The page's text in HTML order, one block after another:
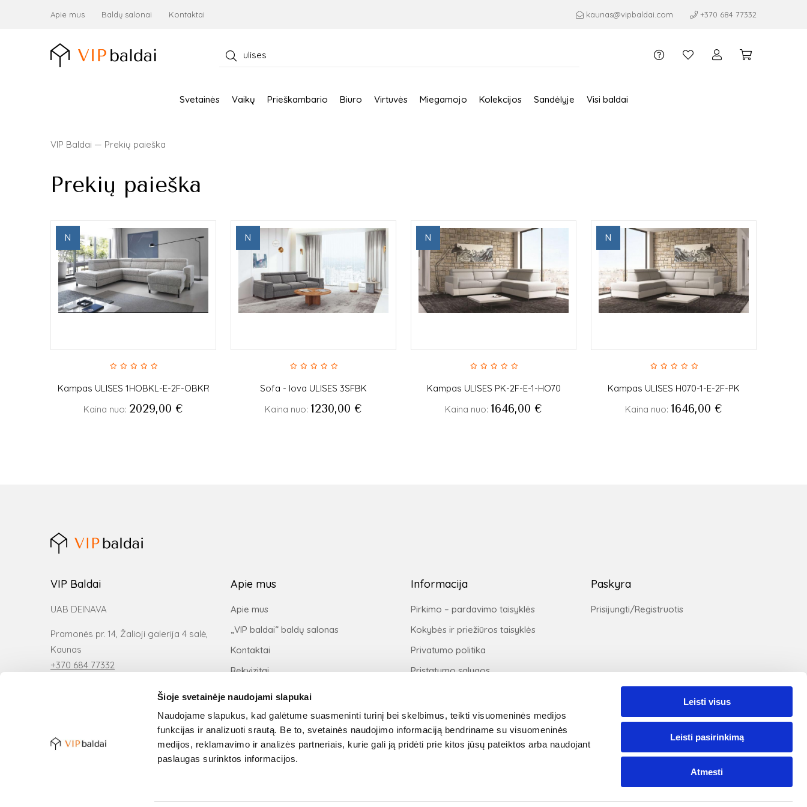
Šioje svetainėje naudojami slapukai
Naudojame slapukus, kad galėtume suasmeninti turinį bei skelbimus, teikti visuomeninės medijos
funkcijas ir analizuoti srautą. Be to, svetainės naudojimo informaciją bendriname su visuomeninės
medijos, reklamavimo ir analizės partneriais, kurie gali ją pridėti prie kitos jūsų pateiktos arba naudojant
paslaugas surinktos informacijos.
Leisti visus
Leisti pasirinkimą
Atmesti
Apie mus Baldų salonai Kontaktai kaunas@vipbaldai.com +370 684 77332
Ieškoti:
Svetainės Vaikų Prieškambario Biuro Virtuvės Miegamojo Kolekcijos Sandėlyje Visi baldai
VIP Baldai — Prekių paieška
Prekių paieška
N
Kampas ULISES 1HOBKL-E-2F-OBKR
Kaina nuo: 2029,00 €
N
Sofa - lova ULISES 3SFBK
Kaina nuo: 1230,00 €
N
Kampas ULISES PK-2F-E-1-HO70
Kaina nuo: 1646,00 €
N
Kampas ULISES H070-1-E-2F-PK
Kaina nuo: 1646,00 €
VIP Baldai
UAB DEINAVA
Pramonės pr. 14, Žalioji galerija 4 salė,
Kaunas
+370 684 77332
Apie mus
Apie mus
„VIP baldai“ baldų salonas
Kontaktai
Rekvizitai
Informacija
Pirkimo – pardavimo taisyklės
Kokybės ir priežiūros taisyklės
Privatumo politika
Pristatymo sąlygos
Pirkimas išsimokėtinai
Apmokėjimas
Paskyra
Prisijungti/Registruotis
Mūsų svetainėje naudojami slapukai, kad užtikrintume
jums teikiamų paslaugų kokybę. Tęsdami naršymą jūs
Daugiau informacijos